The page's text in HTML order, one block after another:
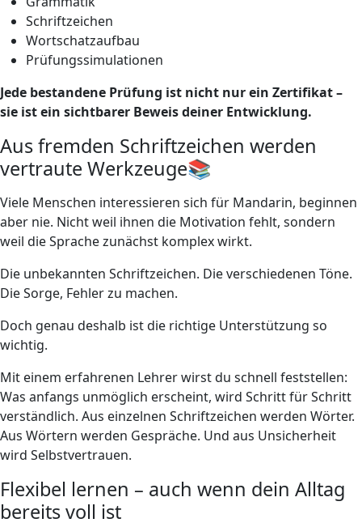
Schriftzeichen
Wortschatzaufbau
Prüfungssimulationen
Jede bestandene Prüfung ist nicht nur ein Zertifikat –
sie ist ein sichtbarer Beweis deiner Entwicklung.
Aus fremden Schriftzeichen werden
vertraute Werkzeuge📚
Viele Menschen interessieren sich für Mandarin, beginnen
aber nie. Nicht weil ihnen die Motivation fehlt, sondern
weil die Sprache zunächst komplex wirkt.
Die unbekannten Schriftzeichen. Die verschiedenen Töne.
Die Sorge, Fehler zu machen.
Doch genau deshalb ist die richtige Unterstützung so
wichtig.
Mit einem erfahrenen Lehrer wirst du schnell feststellen:
Was anfangs unmöglich erscheint, wird Schritt für Schritt
verständlich. Aus einzelnen Schriftzeichen werden Wörter.
Aus Wörtern werden Gespräche. Und aus Unsicherheit
wird Selbstvertrauen.
Flexibel lernen – auch wenn dein Alltag
bereits voll ist